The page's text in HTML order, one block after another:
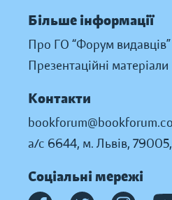
Більше інформації
Про ГО “Форум видавців”
Презентаційні матеріали
Контакти
а/с 6644, м. Львів,
Соціальні мережі